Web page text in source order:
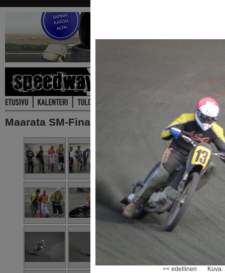
<< edellinen
Maarata SM-Finaali Kauhajoki 11.8.2012